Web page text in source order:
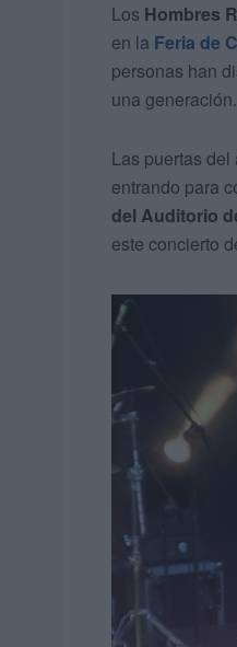
Los Hombres
en la Feria de
personas han
una generación.
Las puertas
entrando para
del Auditorio
este concierto